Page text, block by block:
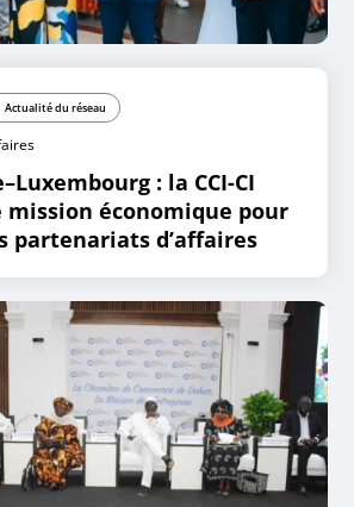
Actualité du réseau
: la CCI-CI
mission économique pour
partenariats d’affaires